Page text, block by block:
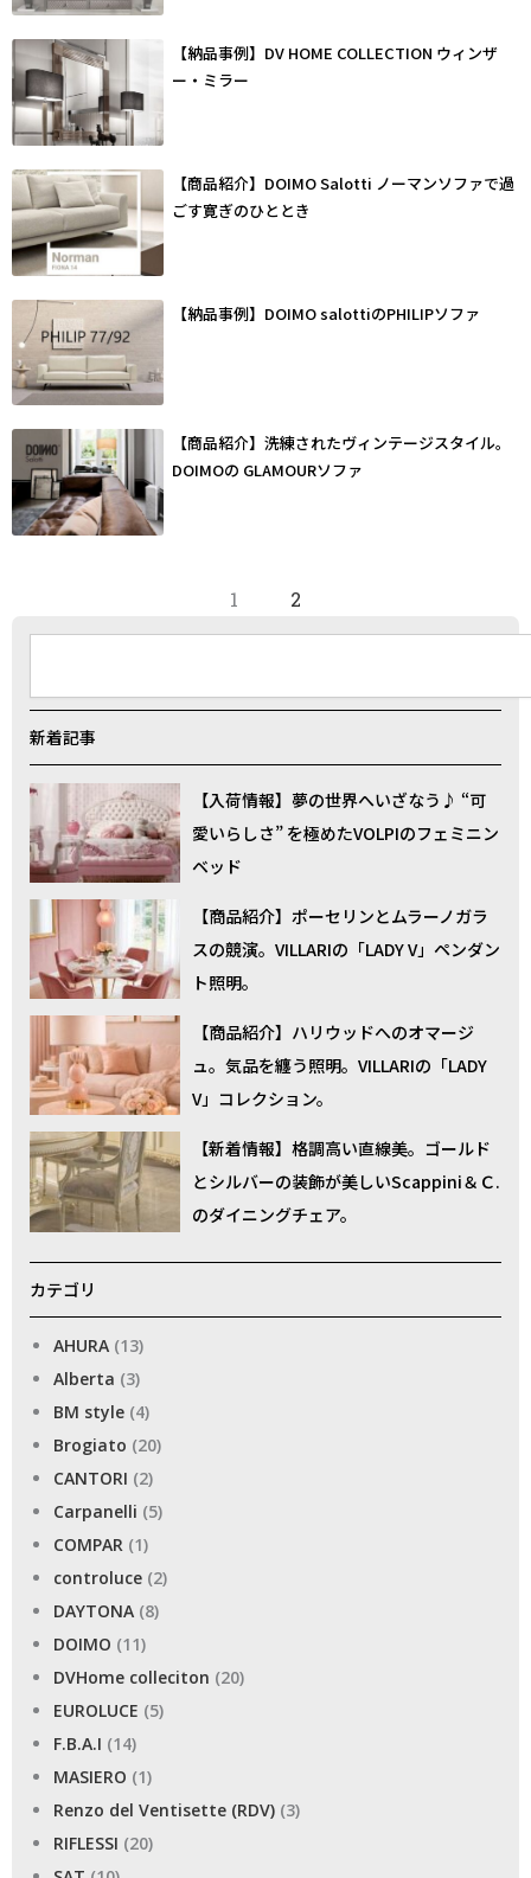
【納品事例】DV HOME COLLECTION ウィンザ
ー・ミラー
【商品紹介】DOIMO Salotti ノーマンソファで過
ごす寛ぎのひととき
【納品事例】DOIMO salottiのPHILIPソファ
【商品紹介】洗練されたヴィンテージスタイル。
DOIMOの GLAMOURソファ
1 2
新着記事
【入荷情報】夢の世界へいざなう♪ “可
愛いらしさ” を極めたVOLPIのフェミニン
ベッド
【商品紹介】ポーセリンとムラーノガラ
スの競演。VILLARIの「LADY V」ペンダン
ト照明。
【商品紹介】ハリウッドへのオマージ
ュ。気品を纏う照明。VILLARIの「LADY
V」コレクション。
【新着情報】格調高い直線美。ゴールド
とシルバーの装飾が美しいScappini＆Ｃ.
のダイニングチェア。
カテゴリ
AHURA (13)
Alberta (3)
BM style (4)
Brogiato (20)
CANTORI (2)
Carpanelli (5)
COMPAR (1)
controluce (2)
DAYTONA (8)
DOIMO (11)
DVHome colleciton (20)
EUROLUCE (5)
F.B.A.I (14)
MASIERO (1)
Renzo del Ventisette (RDV) (3)
RIFLESSI (20)